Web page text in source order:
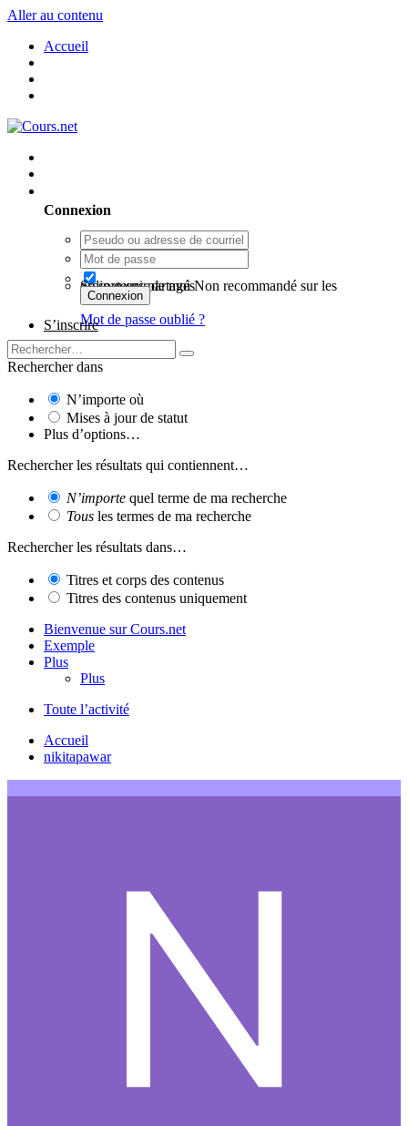
Aller au contenu
Accueil
Connexion
Se souvenir de moi
Non recommandé sur les ordinateurs partagés
Connexion
Mot de passe oublié ?
S’inscrire
Rechercher dans
N’importe où
Mises à jour de statut
Plus d’options…
Rechercher les résultats qui contiennent…
N’importe quel terme de ma recherche
Tous les termes de ma recherche
Rechercher les résultats dans…
Titres et corps des contenus
Titres des contenus uniquement
Bienvenue sur Cours.net
Exemple
Plus
Plus
Toute l’activité
Accueil
nikitapawar